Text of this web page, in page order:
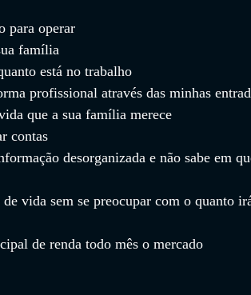
para operar
família
está no trabalho
profissional através das minhas
que a sua família merece
contas
desorganizada e não sabe em
vida sem se preocupar com o quanto
de renda todo mês o mercado